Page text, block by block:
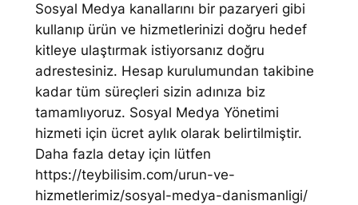
Sosyal Medya kanallarını bir pazaryeri gibi
kullanıp ürün ve hizmetlerinizi doğru hedef
kitleye ulaştırmak istiyorsanız doğru
adrestesiniz. Hesap kurulumundan takibine
kadar tüm süreçleri sizin adınıza biz
tamamlıyoruz. Sosyal Medya Yönetimi
hizmeti için ücret aylık olarak belirtilmiştir.
Daha fazla detay için lütfen
https://teybilisim.com/urun-ve-
hizmetlerimiz/sosyal-medya-danismanligi/